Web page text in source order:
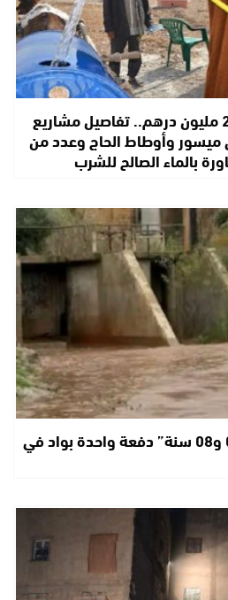
بغلاف مالي يقدر ب251 مليون درهم.. تفاصيل مشاريع
ميسور وأوطاط الحاج وعدد من
بالماء الصالح للشرب
تازة : غرق شقيقين “06 و08 سنة” دفعة واحدة بواد في